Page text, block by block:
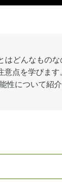
はどんなもの
点を学びます
性について紹介